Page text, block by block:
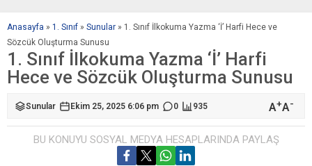
Anasayfa » 1. Sınıf » Sunular » 1. Sınıf İlkokuma Yazma ‘İ’ Harfi Hece ve
Sözcük Oluşturma Sunusu
1. Sınıf İlkokuma Yazma ‘İ’ Harfi
Hece ve Sözcük Oluşturma Sunusu
Sunular Ekim 25, 2025 6:06 pm 0 935 A+A-
BU KONUYU SOSYAL MEDYA HESAPLARINDA PAYLAŞ